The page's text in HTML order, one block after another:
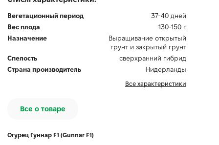
Вегетационный период
37-40 дней
Вес плода
130-150 г
Назначение
Выращивание открытый
грунт и закрытый грунт
Спелость
сверхранний гибрид
Страна производитель
Нидерланды
Все характеристики
Все о товаре
Огурец Гуннар F1 (Gunnar F1)